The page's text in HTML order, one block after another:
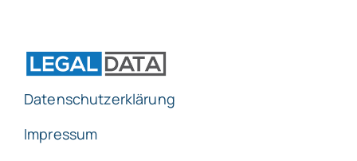
Datenschutzerklärung
Impressum